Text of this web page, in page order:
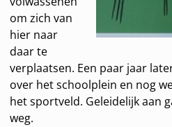
om zich van
hier naar
daar te
verplaatsen. Een paar jaar
over het schoolplein en nog
het sportveld. Geleidelijk aan
weg.